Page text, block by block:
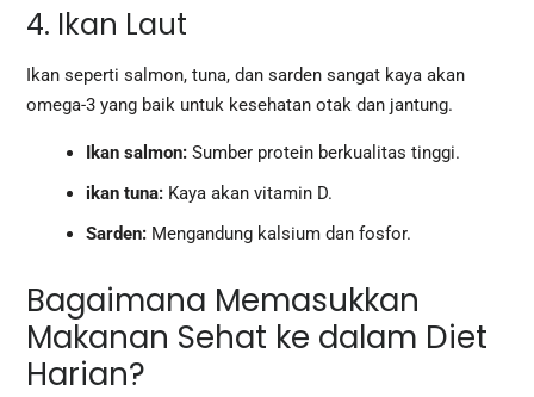
4. Ikan Laut
Ikan seperti salmon, tuna, dan sarden sangat kaya akan
omega-3 yang baik untuk kesehatan otak dan jantung.
Ikan salmon:Sumber protein berkualitas tinggi.
ikan tuna:Kaya akan vitamin D.
Sarden:Mengandung kalsium dan fosfor.
Bagaimana Memasukkan
Makanan Sehat ke dalam Diet
Harian?